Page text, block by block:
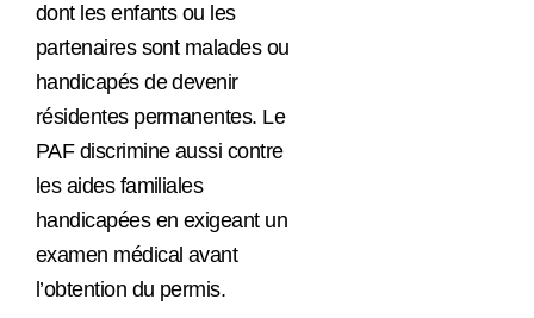
dont les enfants ou les
partenaires sont malades ou
handicapés de devenir
résidentes permanentes. Le
PAF discrimine aussi contre
les aides familiales
handicapées en exigeant un
examen médical avant
l’obtention du permis.